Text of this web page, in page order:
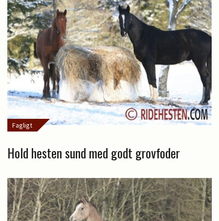
Fagligt
Hold hesten sund med godt grovfoder